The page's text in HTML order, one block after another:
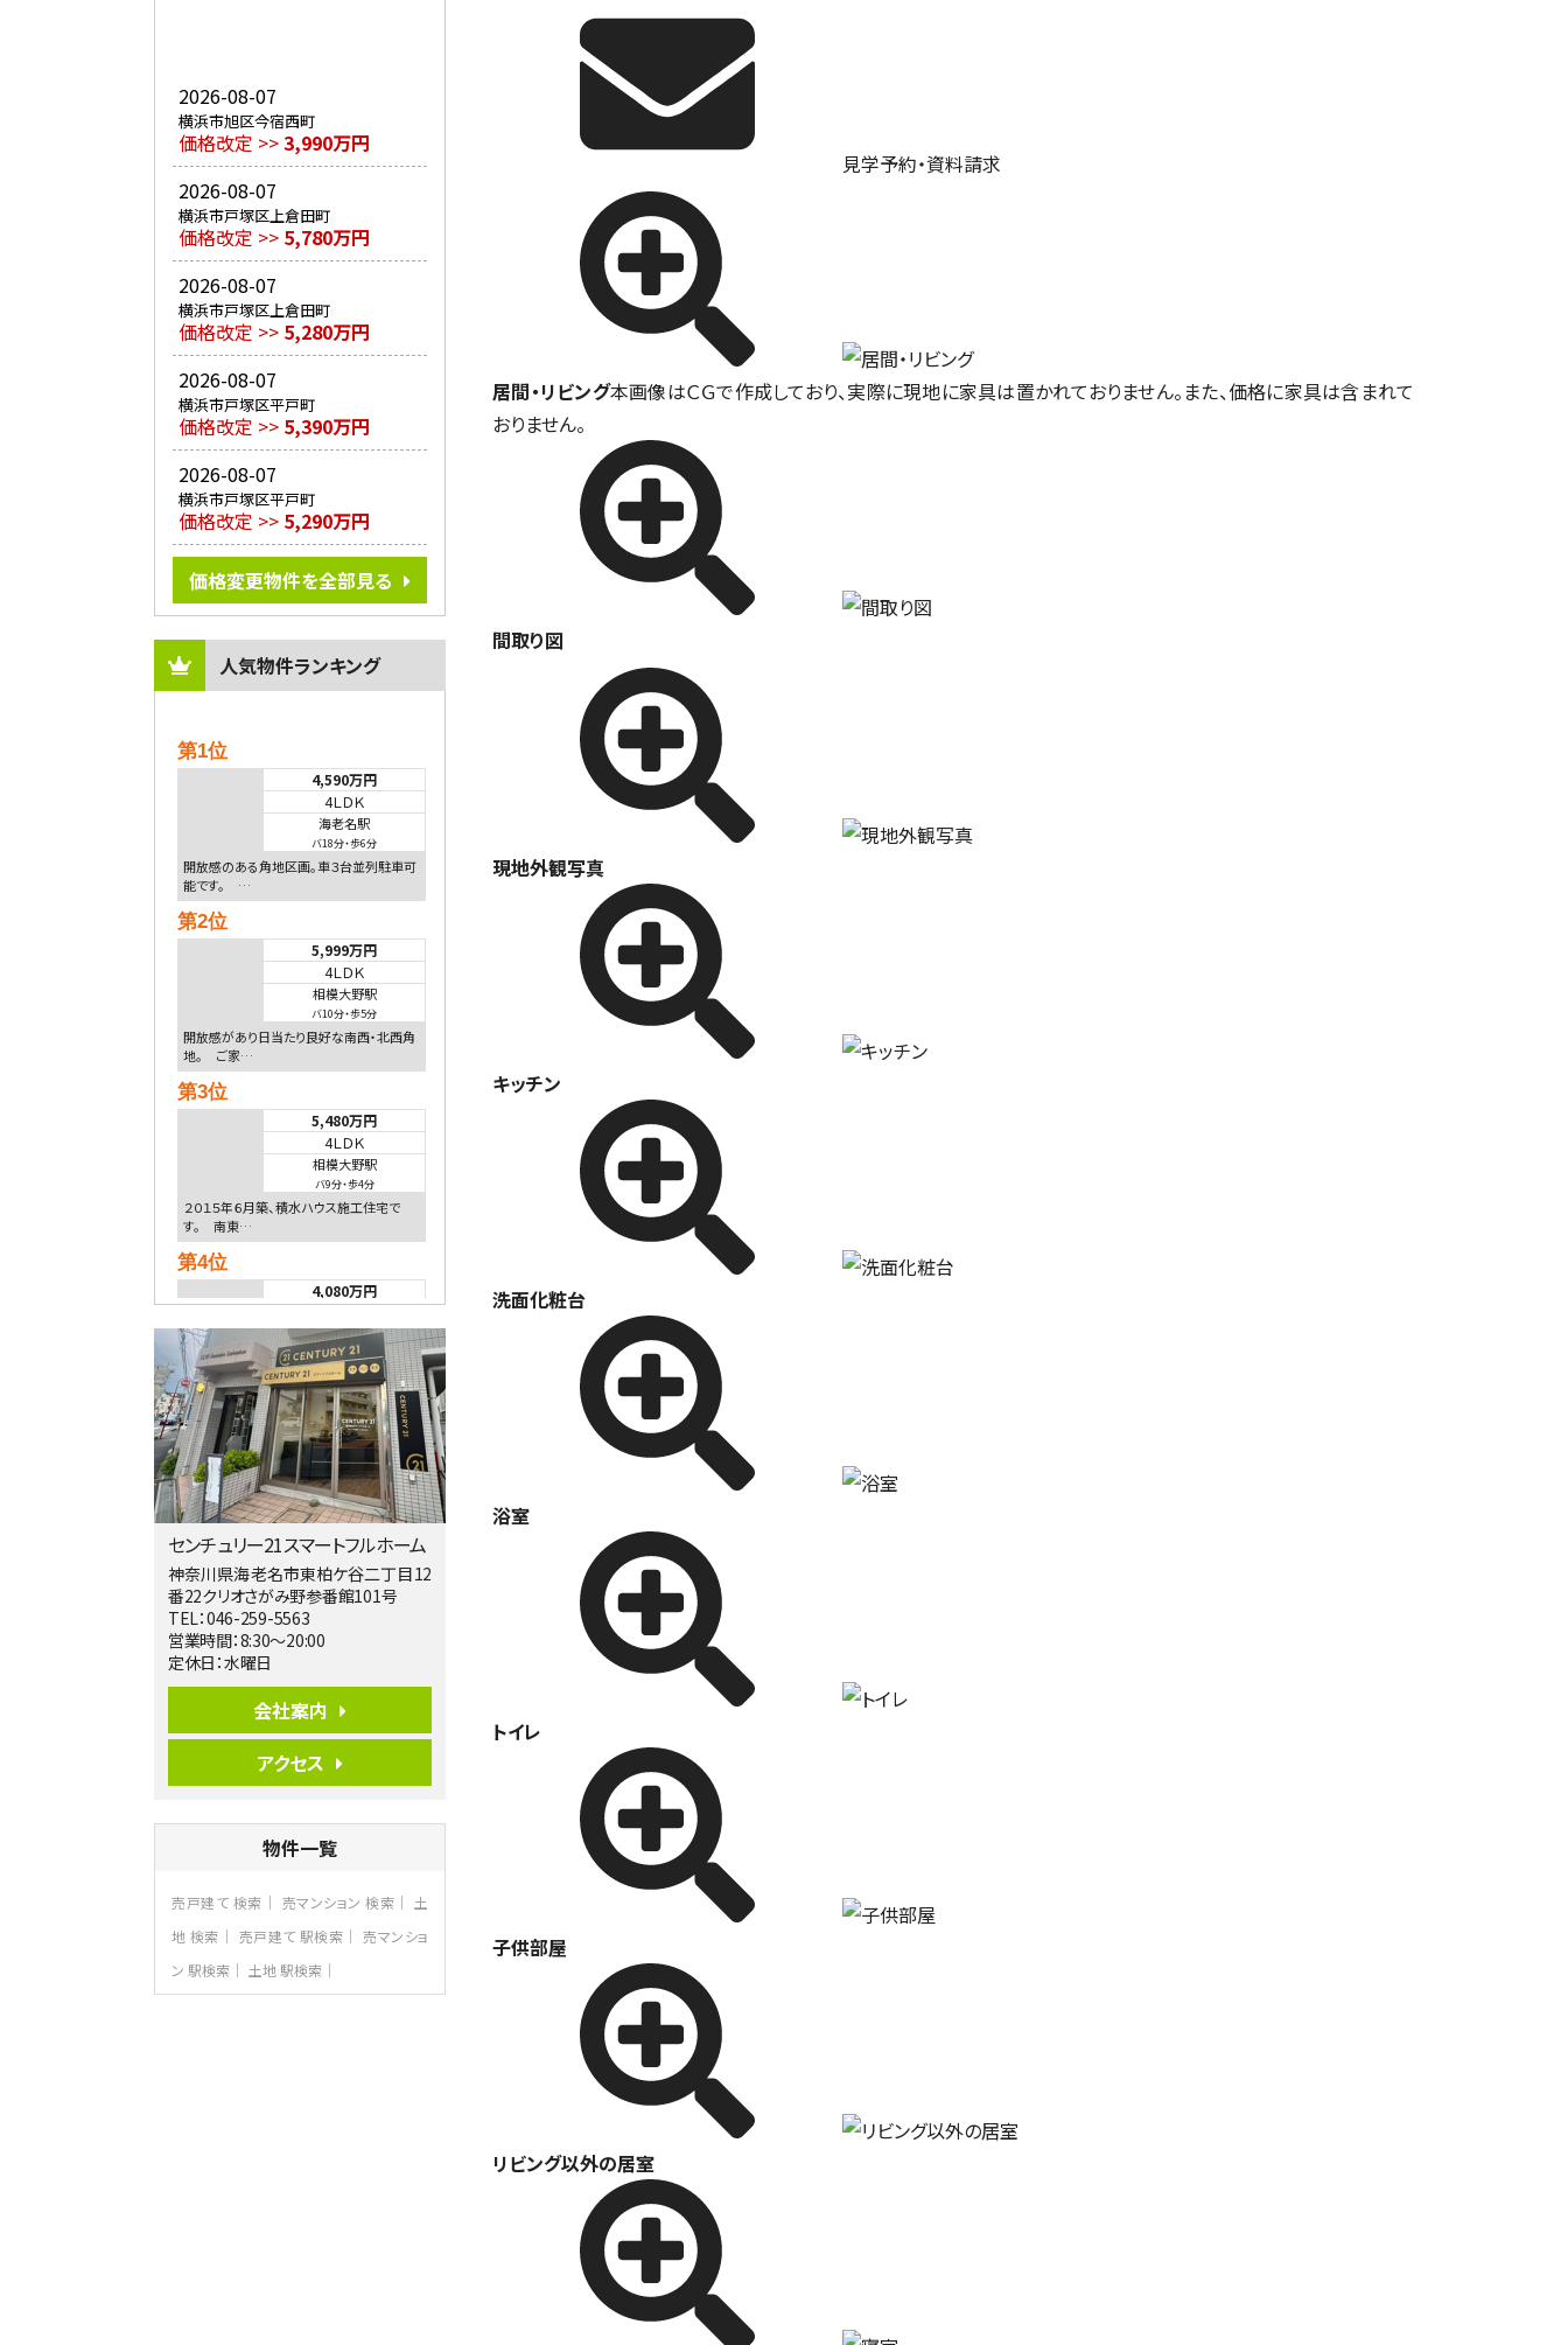
2026-08-07
横浜市旭区今宿西町
価格改定 >>3,990万円
2026-08-07
横浜市戸塚区上倉田町
価格改定 >> 5,780万円
2026-08-07
横浜市戸塚区上倉田町
価格改定 >> 5,280万円
2026-08-07
横浜市戸塚区平戸町
価格改定 >> 5,390万円
2026-08-07
横浜市戸塚区平戸町
価格改定 >> 5,290万円
価格変更物件を全部見る
人気物件ランキング
第1位
4,590万円
4ＬＤＫ
海老名駅
バ18分・歩6分
開放感のある角地区画。車３台並列駐車可
能です。 …
第2位
5,999万円
4ＬＤＫ
相模大野駅
バ10分・歩5分
開放感があり日当たり良好な南西・北西角
地。 ご家…
第3位
5,480万円
4ＬＤＫ
相模大野駅
バ9分・歩4分
２０１５年６月築、積水ハウス施工住宅で
す。 南東…
第4位
4,080万円
淵野辺駅
歩17分
南側道路に面しており日当たり良好。 キ
ッチンから…
第5位
3,680万円
4ＬＤＫ
橋本駅
バ19分・歩8分
開放感があり日当たり良好な南西・北西角
地区画。 …
第6位
3,680万円
4ＳＬＤＫ
リビングダイニング部分の床暖房完備 車
並列2台駐…
4ＬＤＫ
さがみ野駅
る広さ…
第8位
3,598万円
4ＬＤＫ
センチュリー21スマートフルホーム
神奈川県海老名市東柏ケ谷二丁目12
番22クリオさがみ野参番館101号
TEL：046-259-5563
営業時間：8:30～20:00
定休日：水曜日
会社案内
アクセス
物件一覧
売戸建て 検索 売マンション 検索
土
地 検索
売戸建て 駅検索
売マンショ
ン 駅検索
土地 駅検索
見学予約・資料請求
居間・リビング本画像はＣＧで作成しており、実際に現地に家具は置かれておりません。また、価格に家具は含まれて
おりません。
間取り図
現地外観写真
キッチン
洗面化粧台
浴室
トイレ
子供部屋
リビング以外の居室